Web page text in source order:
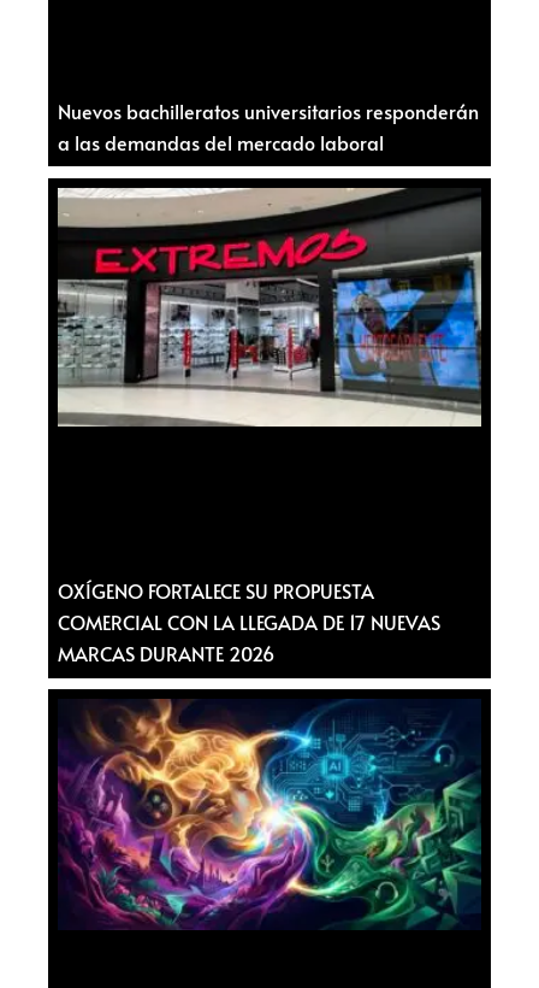
Nuevos bachilleratos universitarios responderán
a las demandas del mercado laboral
OXÍGENO FORTALECE SU PROPUESTA
COMERCIAL CON LA LLEGADA DE 17 NUEVAS
MARCAS DURANTE 2026